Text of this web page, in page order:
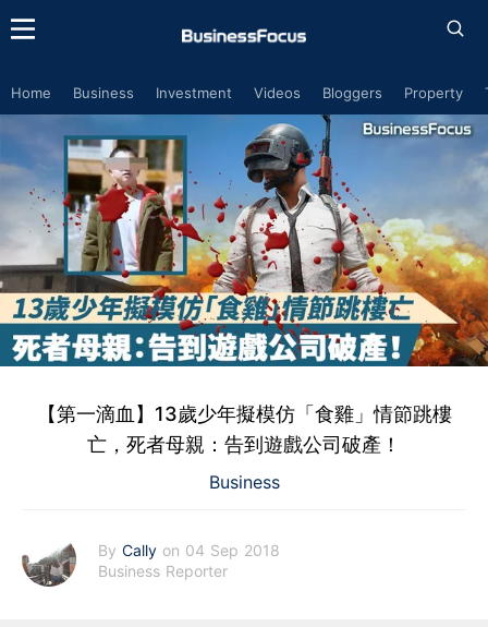
Home Business Investment Videos Bloggers Property
【第一滴血】13歲少年擬模仿「食雞」情節跳樓
亡，死者母親：告到遊戲公司破產！
Business
By Cally on 04 Sep 2018
Business Reporter